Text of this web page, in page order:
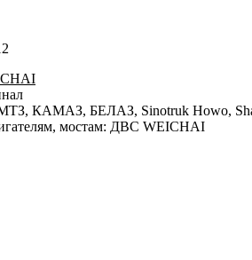
КАМАЗ, БЕЛАЗ, Sinotruk Howo,
мостам: ДВС WEICHAI